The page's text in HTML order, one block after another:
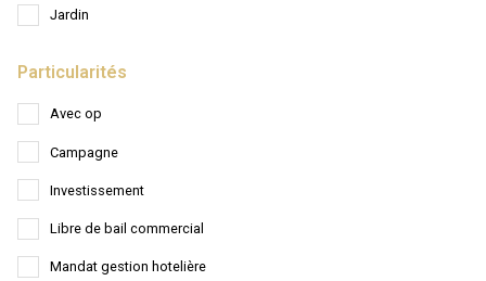
Jardin
Particularités
Avec op
Campagne
Investissement
Libre de bail commercial
Mandat gestion hotelière